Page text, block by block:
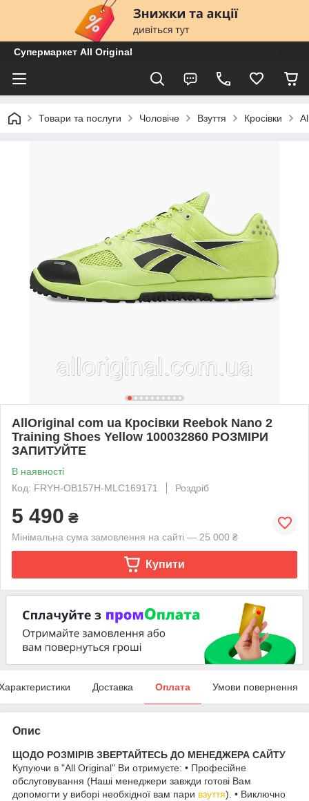
Супермаркет All Original
Товари та послуги Чоловіче Взуття Кросівки
AllOriginal com ua Кросівки Reebok Nano 2
Training Shoes Yellow 100032860 РОЗМІРИ
ЗАПИТУЙТЕ
В наявності
Код: FRYH-OB157H-MLC169171
Роздріб
5 490 ₴
Мінімальна сума замовлення на сайті — 25 000 ₴
Купити
Доставка Оплата Умови повернення
Опис
ЩОДО РОЗМІРІВ ЗВЕРТАЙТЕСЬ ДО МЕНЕДЖЕРА САЙТУ
Купуючи в "All Original" Ви отримуєте: • Професійне
обслуговування (Наші менеджери завжди готові Вам
допомогти у виборі необхідної вам пари взуття). • Виключно